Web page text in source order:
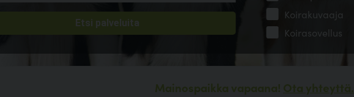
Koirakuvaaja
Koirasovellus
Mainospaikka vapaana! Ota yhteyttä.